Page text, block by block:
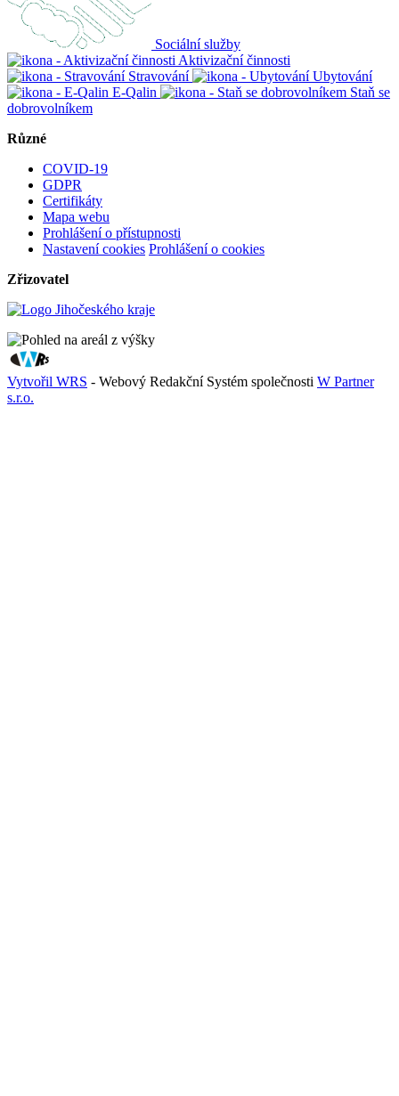
Sociální služby
Aktivizační činnosti
Stravování
Ubytování
E-Qalin
Staň se
dobrovolníkem
Různé
COVID-19
GDPR
Certifikáty
Mapa webu
Prohlášení o přístupnosti
Nastavení cookies Prohlášení o cookies
Zřizovatel
Vytvořil WRS - Webový Redakční Systém společnosti W Partner
s.r.o.